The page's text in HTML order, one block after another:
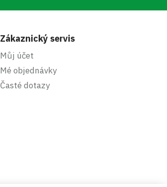
Zákaznický servis
Můj účet
Mé objednávky
Časté dotazy